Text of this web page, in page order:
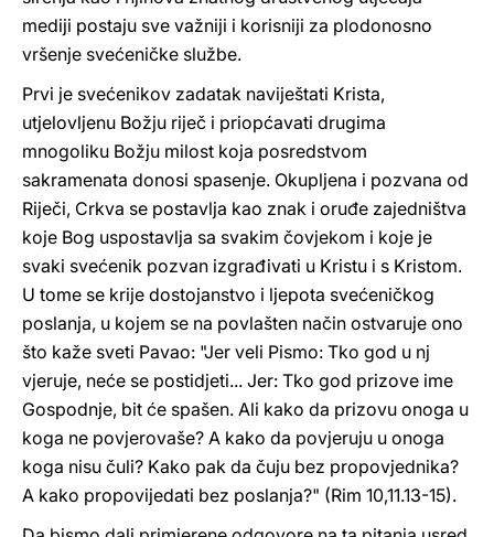
mediji postaju sve važniji i korisniji za plodonosno
vršenje svećeničke službe.
Prvi je svećenikov zadatak naviještati Krista,
utjelovljenu Božju riječ i priopćavati drugima
mnogoliku Božju milost koja posredstvom
sakramenata donosi spasenje. Okupljena i pozvana od
Riječi, Crkva se postavlja kao znak i oruđe zajedništva
koje Bog uspostavlja sa svakim čovjekom i koje je
svaki svećenik pozvan izgrađivati u Kristu i s Kristom.
U tome se krije dostojanstvo i ljepota svećeničkog
poslanja, u kojem se na povlašten način ostvaruje ono
što kaže sveti Pavao: "Jer veli Pismo: Tko god u nj
vjeruje, neće se postidjeti... Jer: Tko god prizove ime
Gospodnje, bit će spašen. Ali kako da prizovu onoga u
koga ne povjerovaše? A kako da povjeruju u onoga
koga nisu čuli? Kako pak da čuju bez propovjednika?
A kako propovijedati bez poslanja?" (Rim 10,11.13-15).